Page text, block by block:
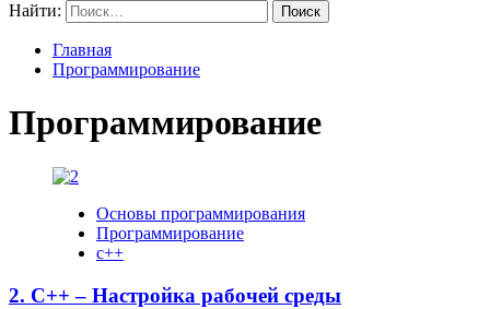
Найти:
Главная
Программирование
Программирование
Основы программирования
Программирование
с++
2. C++ – Настройка рабочей среды